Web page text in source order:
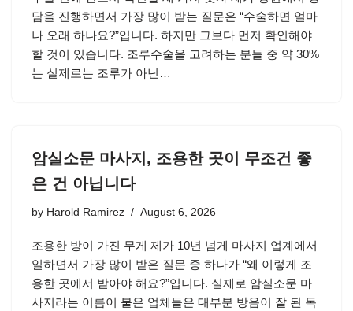
담을 진행하면서 가장 많이 받는 질문은 “수술하면 얼마
나 오래 하나요?”입니다. 하지만 그보다 먼저 확인해야
할 것이 있습니다. 조루수술을 고려하는 분들 중 약 30%
는 실제로는 조루가 아닌…
암실소문 마사지, 조용한 곳이 무조건 좋
은 건 아닙니다
by Harold Ramirez August 6, 2026
조용한 방이 가진 무게 제가 10년 넘게 마사지 업계에서
일하면서 가장 많이 받은 질문 중 하나가 “왜 이렇게 조
용한 곳에서 받아야 해요?”입니다. 실제로 암실소문 마
사지라는 이름이 붙은 업체들은 대부분 방음이 잘 된 독